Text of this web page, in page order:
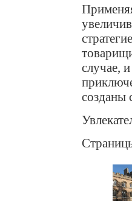
случае,
созданы